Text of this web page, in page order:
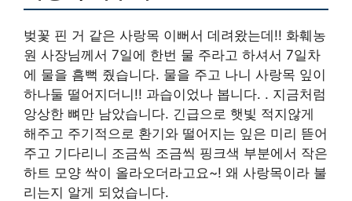
벚꽃 핀 거 같은 사랑목 이뻐서 데려왔는데!! 화훼농
원 사장님께서 7일에 한번 물 주라고 하셔서 7일차
에 물을 흠뻑 줬습니다. 물을 주고 나니 사랑목 잎이
하나둘 떨어지더니!! 과습이었나 봅니다. . 지금처럼
앙상한 뼈만 남았습니다. 긴급으로 햇빛 적지않게
해주고 주기적으로 환기와 떨어지는 잎은 미리 뜯어
주고 기다리니 조금씩 조금씩 핑크색 부분에서 작은
하트 모양 싹이 올라오더라고요~! 왜 사랑목이라 불
리는지 알게 되었습니다.